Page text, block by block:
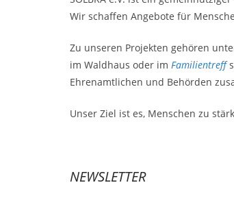
Wir schaffen Angebote für
Zu unseren Projekten gehören
im Waldhaus oder im Familientreff
Ehrenamtlichen und Behörden
Unser Ziel ist es, Menschen zu
NEWSLETTER